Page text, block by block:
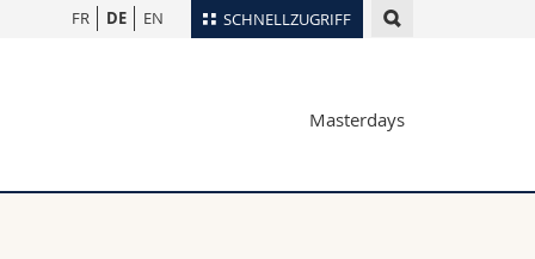
SCHNELLZUGRIFF
Webmail
FR DE EN
Masterdays